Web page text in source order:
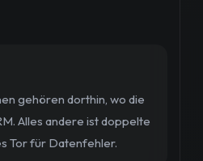
gehören dorthin, wo die
Alles andere ist doppelte
Tor für Datenfehler.